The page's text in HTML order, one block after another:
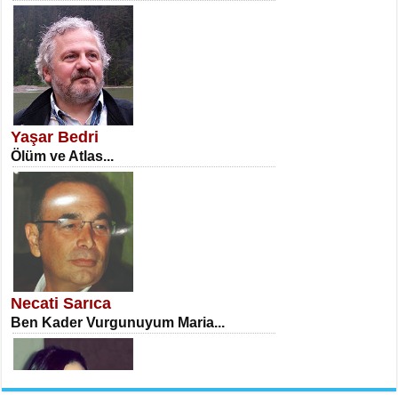
NECLA DİLEK ARSLAN
Öğretmenler Günü Mahkemesi...
İSA KARATEPE
Ekranlar Arasında Kaybolan İnsan...
Yaşar Bedri
Ölüm ve Atlas...
Necati Sarıca
Ben Kader Vurgunuyum Maria...